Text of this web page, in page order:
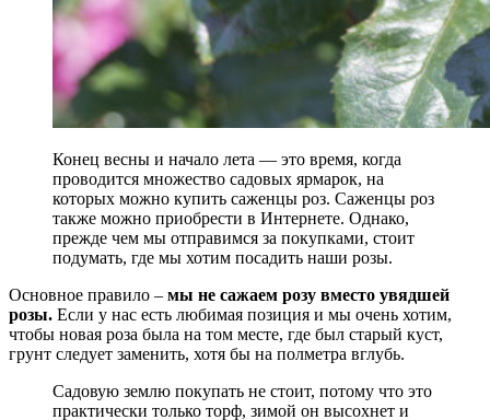
Конец весны и начало лета — это время, когда
проводится множество садовых ярмарок, на
которых можно купить саженцы роз. Саженцы роз
также можно приобрести в Интернете. Однако,
прежде чем мы отправимся за покупками, стоит
подумать, где мы хотим посадить наши розы.
Основное правило – мы не сажаем розу вместо увядшей
розы. Если у нас есть любимая позиция и мы очень хотим,
чтобы новая роза была на том месте, где был старый куст,
грунт следует заменить, хотя бы на полметра вглубь.
Садовую землю покупать не стоит, потому что это
практически только торф, зимой он высохнет и